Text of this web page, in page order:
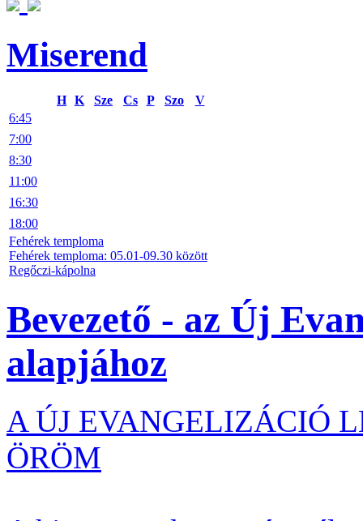
Miserend
H K Sze Cs P Szo
V
6:45
7:00
8:30
11:00
16:30
18:00
Fehérek temploma
Fehérek temploma: 05.01-09.30 között
Regőczi-kápolna
Bevezető - az Új
alapjához
A ÚJ EVANGELIZÁCIÓ
ÖRÖM